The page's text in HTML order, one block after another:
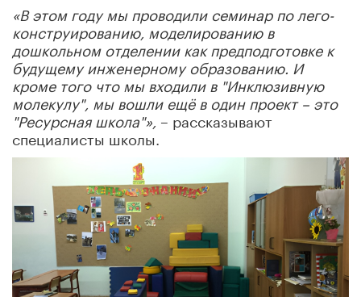
«В этом году мы проводили семинар по лего-
конструированию, моделированию в
дошкольном отделении как предподготовке к
будущему инженерному образованию. И
кроме того что мы входили в "Инклюзивную
молекулу", мы вошли ещё в один проект – это
"Ресурсная школа"», – рассказывают
специалисты школы.